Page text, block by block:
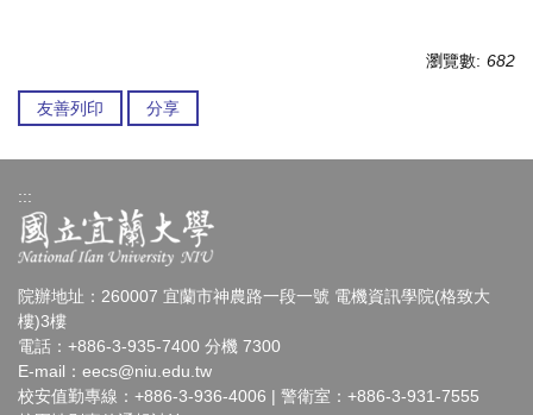
瀏覽數: 682
友善列印 分享
:::
院辦地址：260007 宜蘭市神農路一段一號 電機資訊學院(格致大
樓)3樓
電話：+886-3-935-7400 分機 7300
E-mail： eecs@niu.edu.tw
校安值勤專線：+886-3-936-4006 | 警衛室：+886-3-931-7555